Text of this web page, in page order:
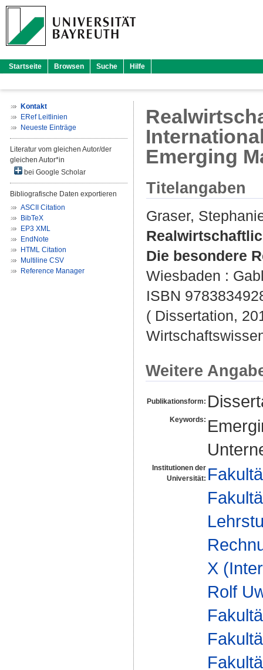
Startseite Browsen Suche Hilfe
Kontakt
ERef Leitlinien
Neueste Einträge
Literatur vom gleichen Autor/der
gleichen Autor*in
bei Google Scholar
Bibliografische Daten exportieren
ASCII Citation
BibTeX
EP3 XML
EndNote
HTML Citation
Multiline CSV
Reference Manager
Emerging
Titelangaben
Graser,
Die besondere
Wiesbaden :
ISBN
( Dissertation,
Weitere
Publikationsform:
Keywords:
Institutionen der
Universität:
X
Rolf